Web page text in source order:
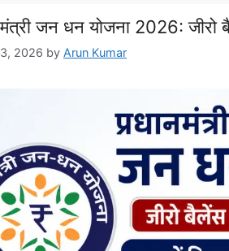
जन धन योजना 2026:
2026 by Arun Kumar